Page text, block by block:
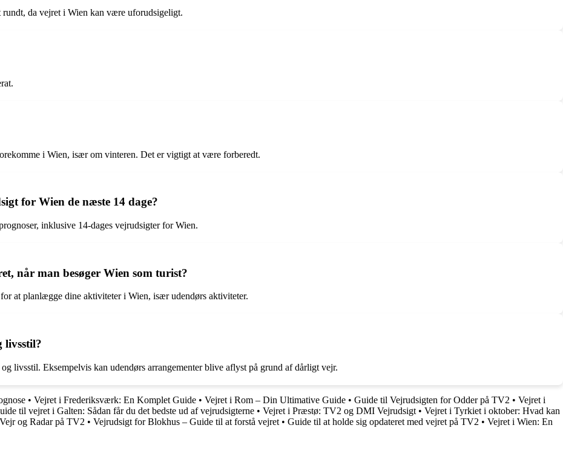
rundt, da vejret i Wien kan være uforudsigeligt.
i Wien, især om vinteren. Det er vigtigt at være forberedt.
for Wien de næste 14 dage?
inklusive 14-dages vejrudsigter for Wien.
når man besøger Wien som turist?
at planlægge dine aktiviteter i Wien, især udendørs aktiviteter.
livsstil?
livsstil. Eksempelvis kan udendørs arrangementer blive aflyst på grund af dårligt vejr.
• Vejret i Frederiksværk: En Komplet Guide • Vejret i Rom – Din Ultimative Guide • Guide til Vejrudsigten for Odder på TV2 • Vejret i
til vejret i Galten: Sådan får du det bedste ud af vejrudsigterne • Vejret i Præstø: TV2 og DMI Vejrudsigt • Vejret i Tyrkiet i oktober: Hvad kan
og Radar på TV2 • Vejrudsigt for Blokhus – Guide til at forstå vejret • Guide til at holde sig opdateret med vejret på TV2 • Vejret i Wien: En